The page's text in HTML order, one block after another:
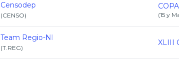
Censodep
(CENSO) (15 y
Team Regio-Nl
(T.REG)